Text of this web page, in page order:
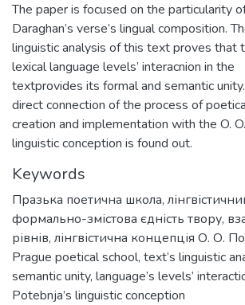
The paper is focused on the particularity
Daraghan’s verse’s lingual composition.
linguistic analysis of this text proves that
lexical language levels’ interacnion in the
textprovides its formal and semantic
direct connection of the process of
creation and implementation with the O.
linguistic conception is found out.
Keywords
Празька поетична школа,
формально-змістова єдність твору,
рівнів, лінгвістична концепція О. О.
Prague poetical school, text’s linguistic
semantic unity, language’s levels’
Potebnja’s linguistic conception